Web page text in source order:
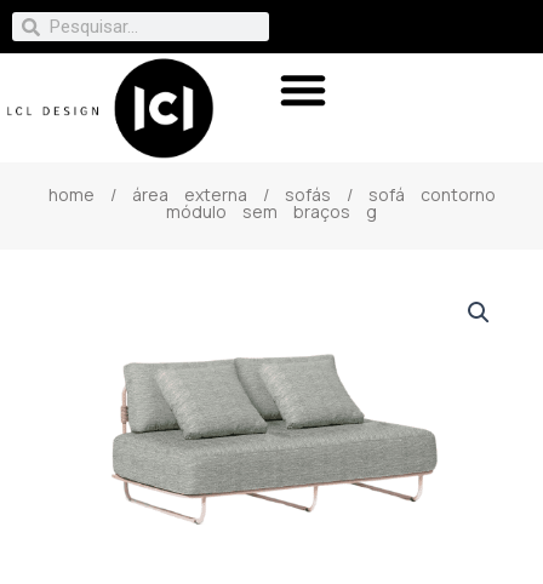
home / área externa / sofás / sofá contorno
módulo sem braços g